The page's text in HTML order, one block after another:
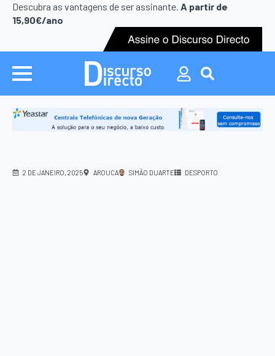
Descubra as vantagens de ser assinante. A partir de
15,90€/ano
Search
for:
Search
2 DE JANEIRO, 2025 AROUCA SIMÃO DUARTE DESPORTO